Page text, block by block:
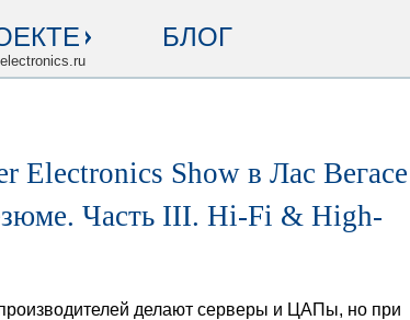
БЛОГ
Electronics Show в Лас
Часть III. Hi-Fi & High-
делают серверы и ЦАПы, но при